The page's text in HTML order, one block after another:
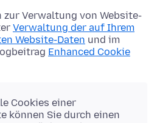
Verwaltung von Website-
Verwaltung der auf Ihrem
Website-Daten und im
Enhanced Cookie
Cookies einer
können Sie durch einen